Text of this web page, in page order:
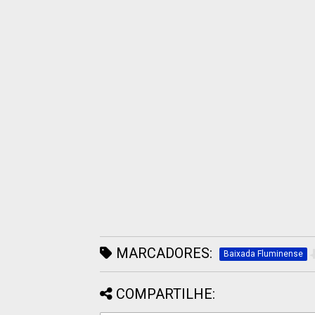
MARCADORES: Baixada Fluminense
COMPARTILHE: